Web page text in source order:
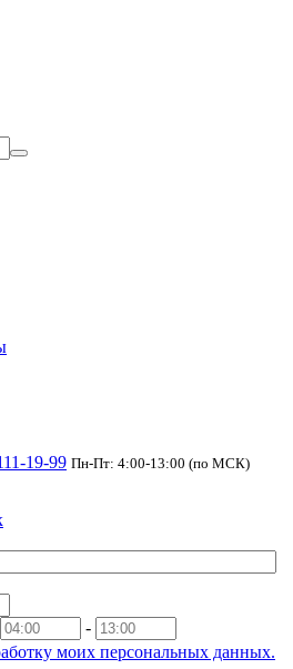
19-99 Пн-Пт: 4:00-13:00 (по МСК)
-
моих персональных данных.